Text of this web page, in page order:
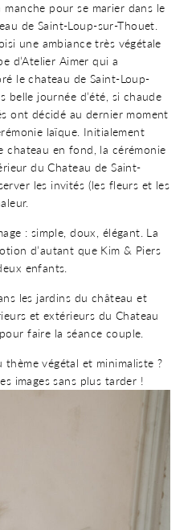
pour se marier dans le
de Saint-Loup-sur-Thouet.
une ambiance très végétale
d’Atelier Aimer qui a
le chateau de Saint-Loup-
belle journée d’été, si chaude
ont décidé au dernier moment
laïque. Initialement
chateau en fond, la cérémonie
du Chateau de Saint-
les invités (les fleurs et les
: simple, doux, élégant. La
d’autant que Kim & Piers
enfants.
les jardins du château et
et extérieurs du Chateau
faire la séance couple.
thème végétal et minimaliste ?
images sans plus tarder !